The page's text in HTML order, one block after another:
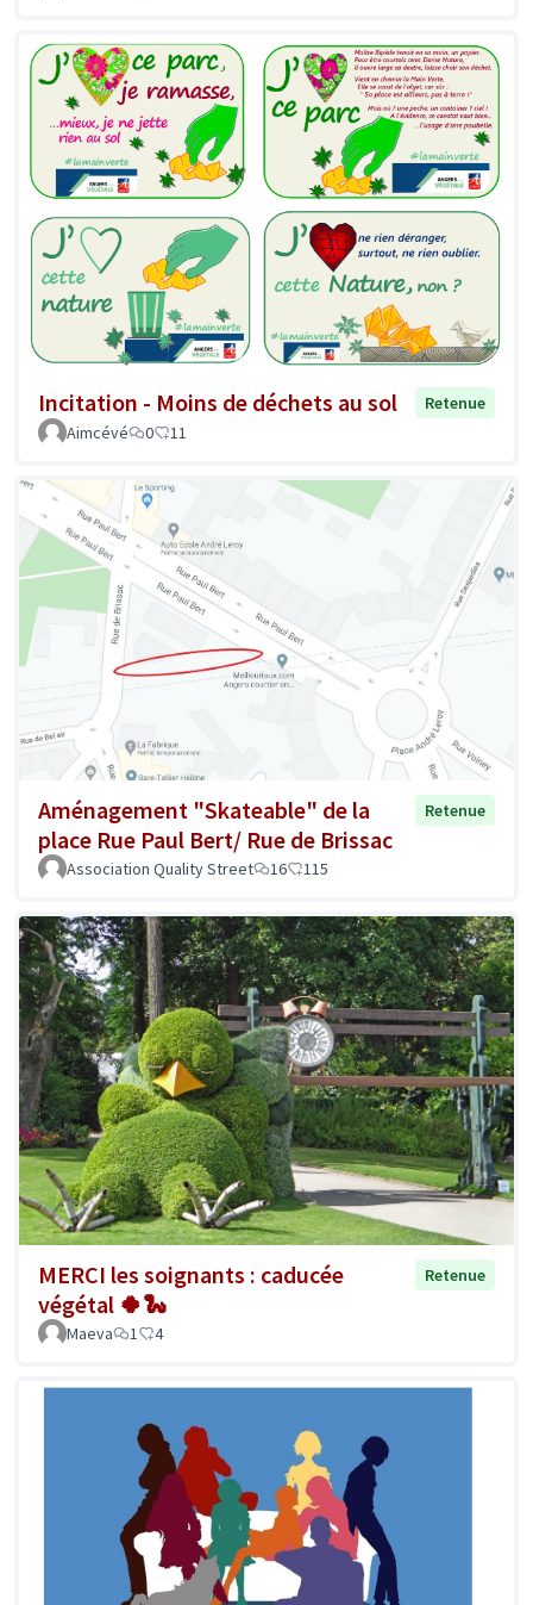
Incitation - Moins de déchets au sol
Retenue
Aimcévé
0 11
Aménagement "Skateable" de la
place Rue Paul Bert/ Rue de Brissac
Retenue
Association Quality Street 16 115
MERCI les soignants : caducée
végétal 🍀🐍
Retenue
Maeva 1 4